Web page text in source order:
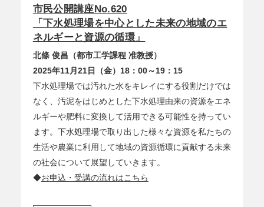
市民公開講座No.620
「下水処理場を中心とした未来の地域のエ
ネルギーと資源の循環」
北條 俊昌（都市工学課程 准教授）
2025年11月21日（金）18：00～19：15
下水処理場では汚れた水をキレイにする役割だけでは
なく、汚泥をはじめとした下水処理由来の資源をエネ
ルギーや肥料に変換して活用できる可能性を持ってい
ます。下水処理場で取り出した様々な資源を私たちの
生活や農業に利用して地域の資源循環に貢献する未来
の社会について展望していきます。
◆お申込・受講の流れはこちら